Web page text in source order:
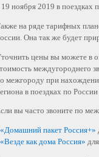
19 ноября 2019 в поездках
на ряде тарифных
Она так же будет
цены вы можете в
междугороднего
межгороду при
в поездках по
вы часто звоните по
«Домашний пакет Россия+»
«Везде как дома Россия»